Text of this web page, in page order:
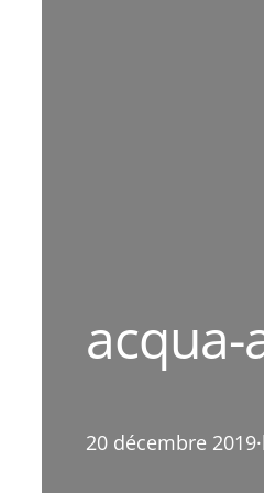
acqua-
20 décembre 2019·